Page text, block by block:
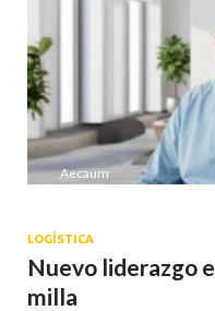
Aecaum
LOGÍSTICA
Nuevo liderazgo
milla